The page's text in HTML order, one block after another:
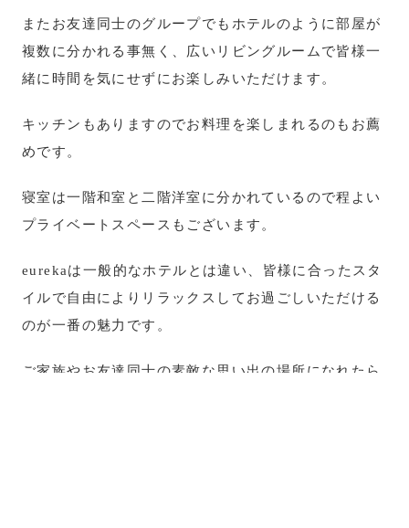
またお友達同士のグループでもホテルのように部屋が
複数に分かれる事無く、広いリビングルームで皆様一
緒に時間を気にせずにお楽しみいただけます。
キッチンもありますのでお料理を楽しまれるのもお薦
めです。
寝室は一階和室と二階洋室に分かれているので程よい
プライベートスペースもございます。
eurekaは一般的なホテルとは違い、皆様に合ったスタ
イルで自由によりリラックスしてお過ごしいただける
のが一番の魅力です。
ご家族やお友達同士の素敵な思い出の場所になれたら